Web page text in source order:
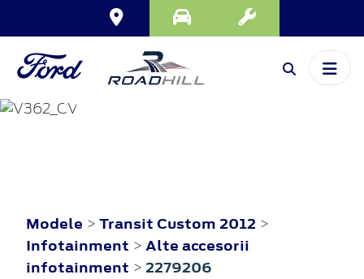
TRANSIT CUSTOM
Modele > Transit Custom 2012 >
Infotainment > Alte accesorii
infotainment > 2279206